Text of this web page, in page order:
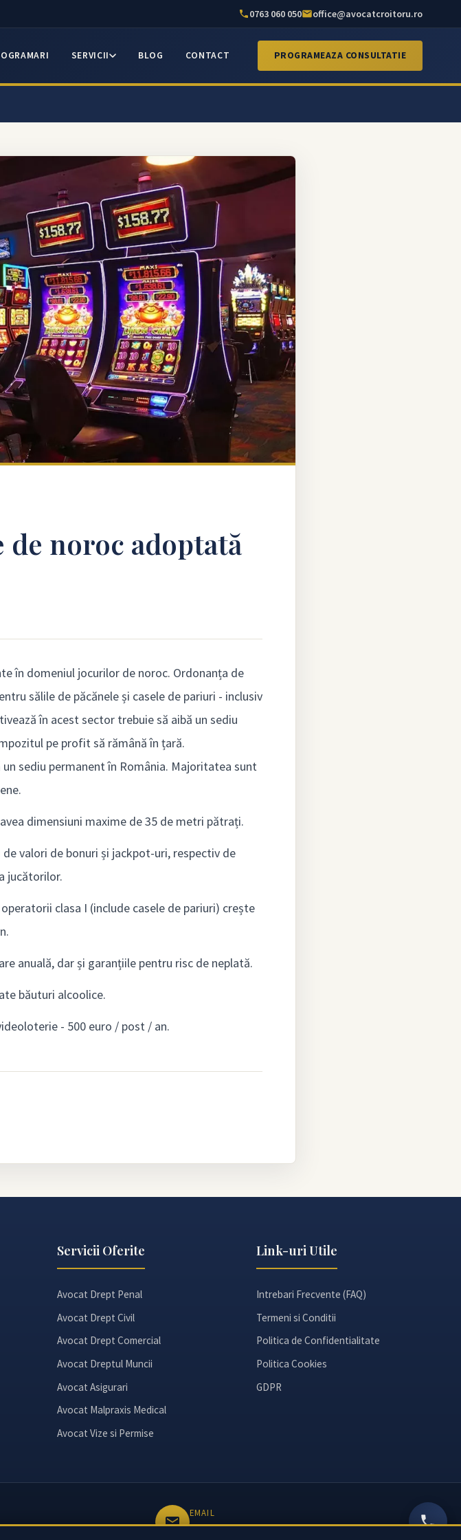
0763 060 050 office@avocatcroitoru.ro
SERVICII BLOG CONTACT PROGRAMEAZA CONSULTATIE
noroc adoptată
în domeniul jocurilor de noroc. Ordonanța de
sălile de păcănele și casele de pariuri - inclusiv
în acest sector trebuie să aibă un sediu
pe profit să rămână în țară.
sediu permanent în România. Majoritatea sunt
dimensiuni maxime de 35 de metri pătrați.
valori de bonuri și jackpot-uri, respectiv de
jucătorilor.
clasa I (include casele de pariuri) crește
anuală, dar și garanțiile pentru risc de neplată.
băuturi alcoolice.
- 500 euro / post / an.
Servicii Oferite
Avocat Drept Penal
Avocat Drept Civil
Avocat Drept Comercial
Avocat Dreptul Muncii
Avocat Asigurari
Avocat Malpraxis Medical
Avocat Vize si Permise
Link-uri Utile
Intrebari Frecvente (FAQ)
Termeni si Conditii
Politica de Confidentialitate
Politica Cookies
GDPR
EMAIL
office@avocatcroitoru.ro